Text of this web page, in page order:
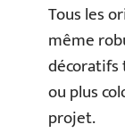
Tous les
même
décoratifs
ou plus
projet.